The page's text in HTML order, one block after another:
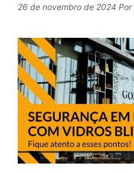
26 de novembro de 2024 Por